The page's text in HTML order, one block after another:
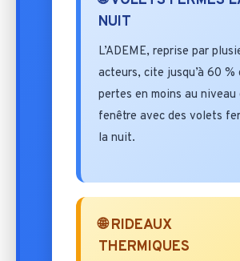
NUIT
L’ADEME, reprise par
acteurs, cite jusqu’à 60 %
pertes en moins au niveau
fenêtre avec des volets
la nuit.
🌐 RIDEAUX
THERMIQUES